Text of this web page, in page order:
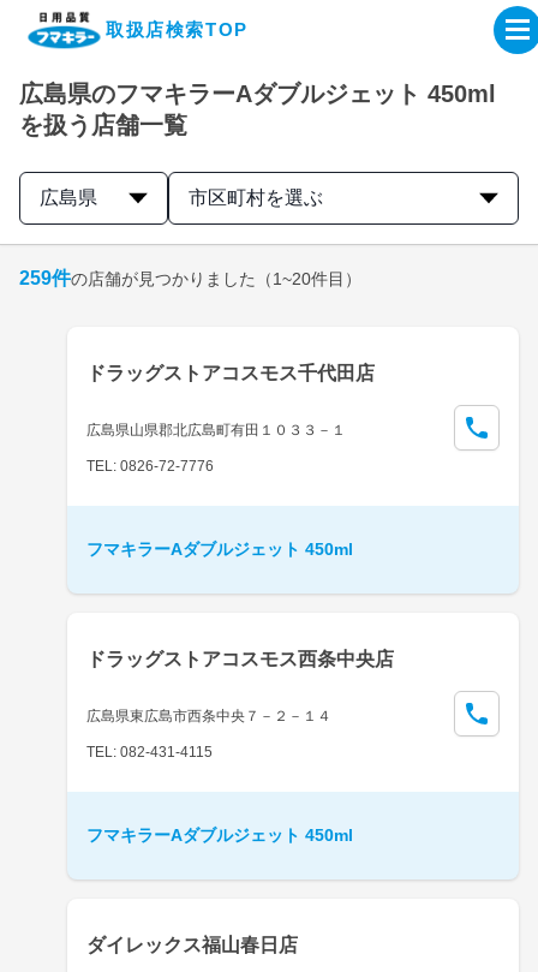
取扱店検索TOP
企業・IR情報サイト
製品情報サイト
取扱店検索はこちら
広島県のフマキラーAダブルジェット 450ml
を扱う店舗一覧
広島県 市区町村を選ぶ
259件の店舗が見つかりました （1~20件目）
ドラッグストアコスモス千代田店
広島県山県郡北広島町有田１０３３－１
TEL: 0826-72-7776
フマキラーAダブルジェット 450ml
ドラッグストアコスモス西条中央店
広島県東広島市西条中央７－２－１４
TEL: 082-431-4115
フマキラーAダブルジェット 450ml
ダイレックス福山春日店